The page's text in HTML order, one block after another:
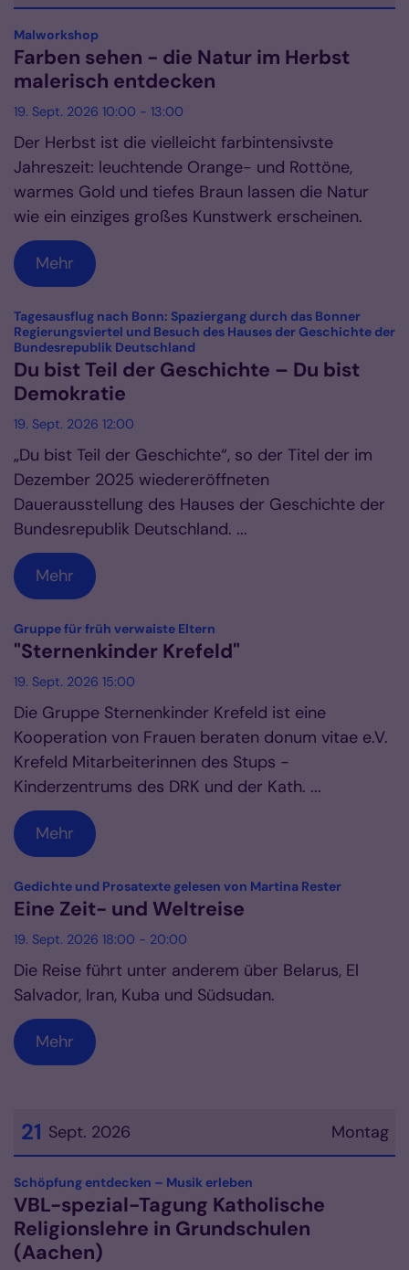
Datum: 19. September 2026
Malworkshop:
Farben sehen - die Natur im Herbst
malerisch entdecken
19. Sept. 2026 10:00 - 13:00
Der Herbst ist die vielleicht farbintensivste
Jahreszeit: leuchtende Orange- und Rottöne,
warmes Gold und tiefes Braun lassen die Natur
wie ein einziges großes Kunstwerk erscheinen.
Mehr
Tagesausflug nach Bonn: Spaziergang durch das Bonner
Regierungsviertel und Besuch des Hauses der Geschichte der
Bundesrepublik Deutschland
Du bist Teil der Geschichte – Du bist
Demokratie
19. Sept. 2026 12:00
„Du bist Teil der Geschichte“, so der Titel der im
Dezember 2025 wiedereröffneten
Dauerausstellung des Hauses der Geschichte der
Bundesrepublik Deutschland. ...
Mehr
Gruppe für früh verwaiste Eltern
"Sternenkinder Krefeld"
19. Sept. 2026 15:00
Die Gruppe Sternenkinder Krefeld ist eine
Kooperation von Frauen beraten donum vitae e.V.
Krefeld Mitarbeiterinnen des Stups -
Kinderzentrums des DRK und der Kath. ...
Mehr
Gedichte und Prosatexte gelesen von Martina Rester:
Eine Zeit- und Weltreise
19. Sept. 2026 18:00 - 20:00
Die Reise führt unter anderem über Belarus, El
Salvador, Iran, Kuba und Südsudan.
Mehr
Montag
21 Sept. 2026
Datum: 21. September 2026
Schöpfung entdecken – Musik erleben
VBL-spezial-Tagung Katholische
Religionslehre in Grundschulen
(Aachen)